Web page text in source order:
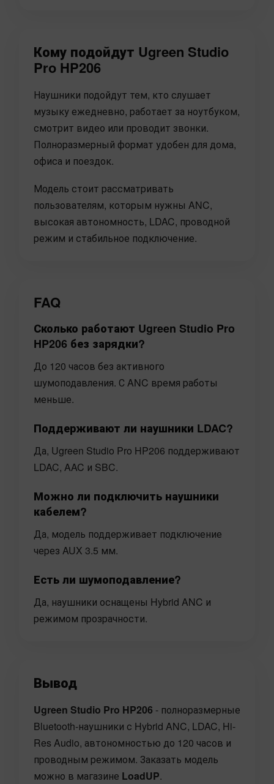
Кому подойдут Ugreen Studio
Pro HP206
Наушники подойдут тем, кто слушает
музыку ежедневно, работает за ноутбуком,
смотрит видео или проводит звонки.
Полноразмерный формат удобен для дома,
офиса и поездок.
Модель стоит рассматривать
пользователям, которым нужны ANC,
высокая автономность, LDAC, проводной
режим и стабильное подключение.
FAQ
Сколько работают Ugreen Studio Pro
HP206 без зарядки?
До 120 часов без активного
шумоподавления. С ANC время работы
меньше.
Поддерживают ли наушники LDAC?
Да, Ugreen Studio Pro HP206 поддерживают
LDAC, AAC и SBC.
Можно ли подключить наушники
кабелем?
Да, модель поддерживает подключение
через AUX 3.5 мм.
Есть ли шумоподавление?
Да, наушники оснащены Hybrid ANC и
режимом прозрачности.
Вывод
Ugreen Studio Pro HP206 - полноразмерные
Bluetooth-наушники с Hybrid ANC, LDAC, Hi-
Res Audio, автономностью до 120 часов и
проводным режимом. Заказать модель
можно в магазине LoadUP.